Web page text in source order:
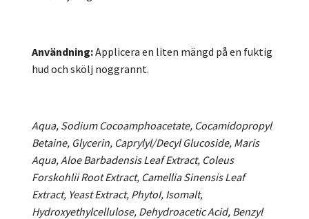
Användning:Applicera en liten mängd på en fuktig
hud och skölj noggrannt.
Aqua, Sodium Cocoamphoacetate, Cocamidopropyl
Betaine, Glycerin, Caprylyl/Decyl Glucoside, Maris
Aqua, Aloe Barbadensis Leaf Extract, Coleus
Forskohlii Root Extract, Camellia Sinensis Leaf
Extract, Yeast Extract, PhytoI, Isomalt,
Hydroxyethylcellulose, Dehydroacetic Acid, Benzyl